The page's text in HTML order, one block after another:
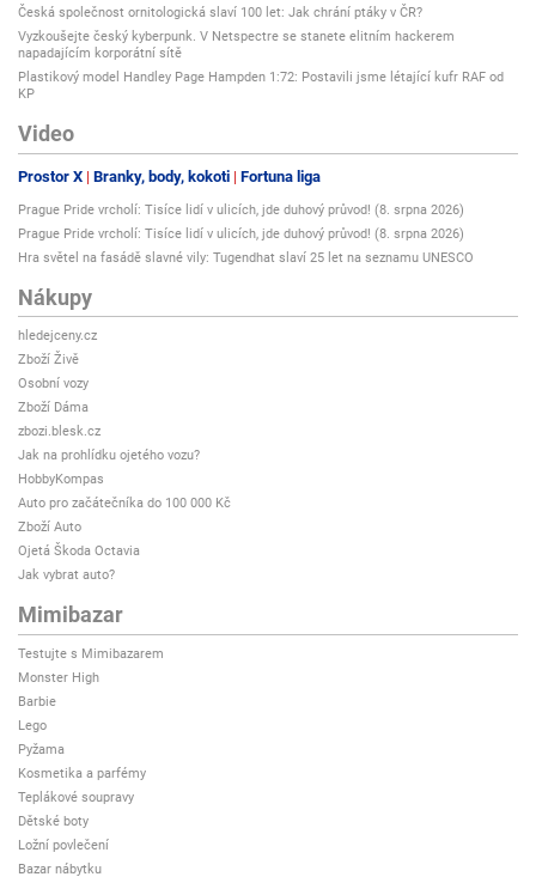
Česká společnost ornitologická slaví 100 let: Jak chrání ptáky v ČR?
Vyzkoušejte český kyberpunk. V Netspectre se stanete elitním hackerem
napadajícím korporátní sítě
Plastikový model Handley Page Hampden 1:72: Postavili jsme létající kufr RAF od
KP
Video
Prostor X Branky, body, kokoti Fortuna liga
Prague Pride vrcholí: Tisíce lidí v ulicích, jde duhový průvod! (8. srpna 2026)
Prague Pride vrcholí: Tisíce lidí v ulicích, jde duhový průvod! (8. srpna 2026)
Hra světel na fasádě slavné vily: Tugendhat slaví 25 let na seznamu UNESCO
Nákupy
hledejceny.cz
Zboží Živě
Osobní vozy
Zboží Dáma
zbozi.blesk.cz
Jak na prohlídku ojetého vozu?
HobbyKompas
Auto pro začátečníka do 100 000 Kč
Zboží Auto
Ojetá Škoda Octavia
Jak vybrat auto?
Mimibazar
Testujte s Mimibazarem
Monster High
Barbie
Lego
Pyžama
Kosmetika a parfémy
Teplákové soupravy
Dětské boty
Ložní povlečení
Bazar nábytku